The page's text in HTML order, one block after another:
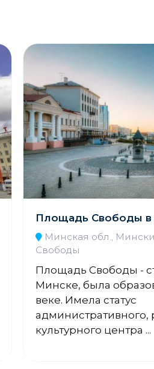
Площадь Свободы в
Минская обл.,
Свободы
Площадь Свободы -
Минске, была
веке. Имела статус
административного,
культурного центра ...